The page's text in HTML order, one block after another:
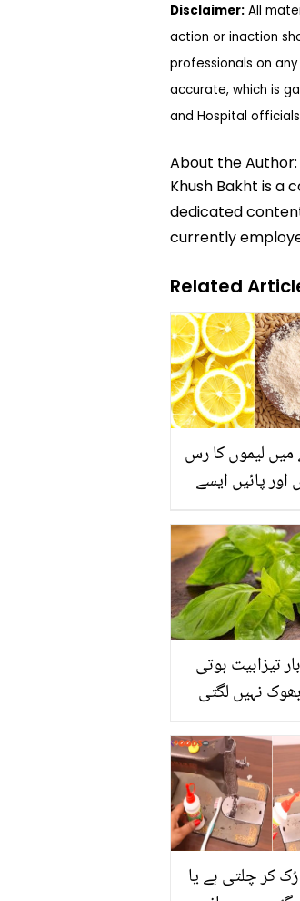
Disclaimer: All
action or inaction
professionals on
accurate, which is
and Hospital
About the Author:
Khush Bakht is a
dedicated
currently
Related
لیموں کا رس
پائیں ایسے
ضروری ہے
تیزابیت ہوتی
نہیں لگتی
سا حل وہ
چیز کے
کر چلتی ہے یا